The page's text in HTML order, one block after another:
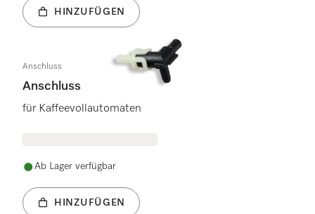
HINZUFÜGEN
Anschluss
Anschluss
für Kaffeevollautomaten
Ab Lager verfügbar
HINZUFÜGEN